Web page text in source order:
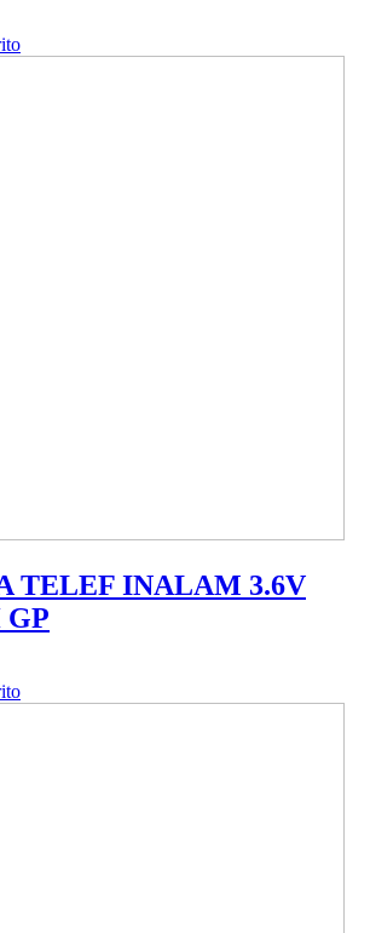
TELEF INALAM 3.6V
GP